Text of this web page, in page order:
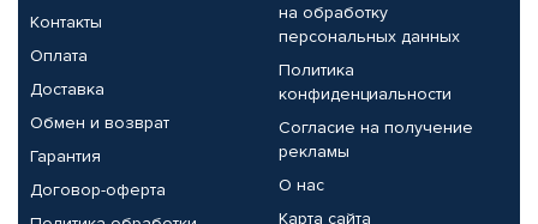
Контакты
Оплата
Доставка
Обмен и возврат
Гарантия
Договор-оферта
на обработку
персональных данных
Политика
конфиденциальности
Согласие на получение
рекламы
О нас
Карта сайта